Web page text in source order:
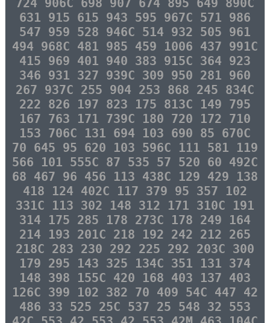
724 906C 698 907 674 895 649 890C
631 915 615 943 595 967C 571 986
547 959 528 946C 514 932 505 961
494 968C 481 985 459 1006 437 991C
415 969 401 940 383 915C 364 923
346 931 327 939C 309 950 281 960
267 937C 255 904 253 868 245 834C
222 826 197 823 175 813C 149 795
167 763 171 739C 180 720 172 710
153 706C 131 694 103 690 85 670C
70 645 95 620 103 596C 111 581 119
566 101 555C 87 535 57 520 60 492C
68 467 96 456 113 438C 129 429 138
418 124 402C 117 379 95 357 102
331C 113 302 148 312 171 310C 191
314 175 285 178 273C 178 249 164
214 193 201C 218 192 242 212 265
218C 283 230 292 225 292 203C 300
179 295 143 325 134C 351 131 374
148 398 155C 420 168 403 137 403
126C 399 102 382 70 409 54C 447 42
486 33 525 25C 537 25 548 32 553